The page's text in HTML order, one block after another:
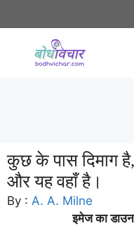
to
कुछ के पास दिमाग
और यह वहाँ है।
By : A. A. Milne
इमेज का